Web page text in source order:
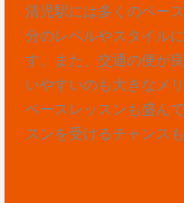
清児駅には多くのベー
分のレベルやスタイル
す。また、交通の便が
いやすいのも大きなメ
ベースレッスンも盛ん
スンを受けるチャンスも